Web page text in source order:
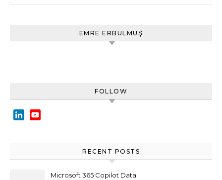
EMRE ERBULMUŞ
FOLLOW
LinkedIn
RECENT POSTS
Microsoft 365 Copilot Data